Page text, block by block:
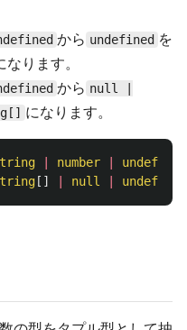
から undefined を
なります。
から null |
になります。
number
undefined
[] null undefined